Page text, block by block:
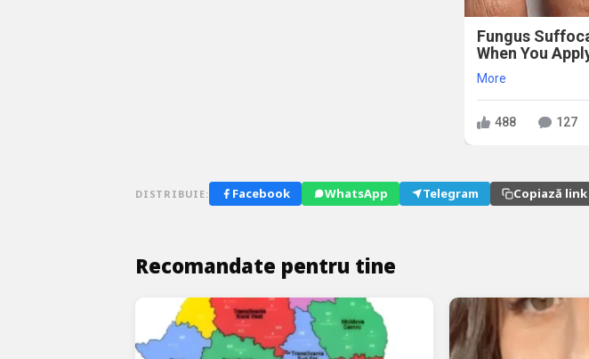
Fungus
When You
More
488 127
DISTRIBUIE: Facebook WhatsApp Telegram Copiază link
Recomandate pentru tine